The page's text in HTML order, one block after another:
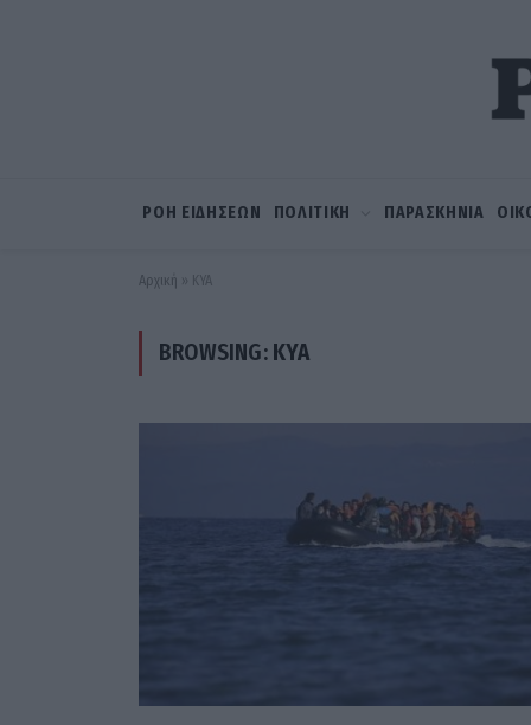
ΡΟΗ ΕΙΔΗΣΕΩΝ ΠΟΛΙΤΙΚΗ ΠΑΡΑΣΚΗΝΙΑ
Αρχική » ΚΥΑ
BROWSING: ΚΥΑ